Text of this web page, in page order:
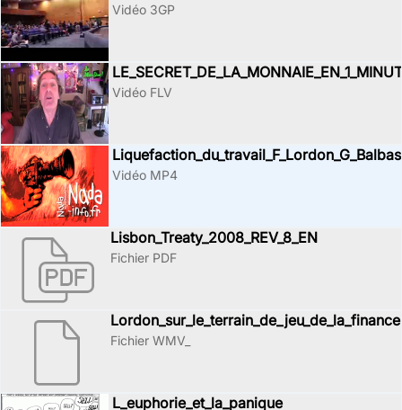
Vidéo 3GP
Vidéo FLV
Vidéo MP4
Lisbon_Treaty_2008_REV_8_EN
Fichier PDF
Lordon_sur_le_terrain_de_jeu_de_la_finance
Fichier WMV_
L_euphorie_et_la_panique